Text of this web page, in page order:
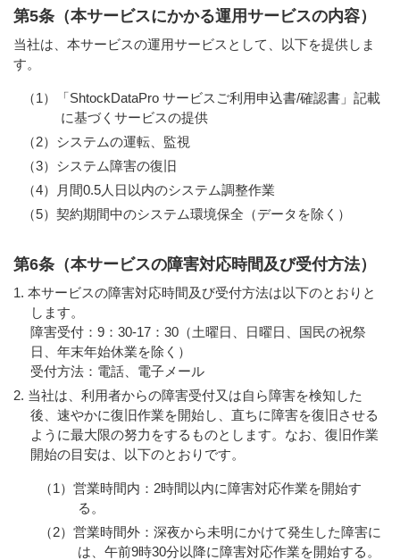
第5条（本サービスにかかる運用サービスの内容）
当社は、本サービスの運用サービスとして、以下を提供しま
す。
（1）「ShtockDataPro サービスご利用申込書/確認書」記載
に基づくサービスの提供
（2）システムの運転、監視
（3）システム障害の復旧
（4）月間0.5人日以内のシステム調整作業
（5）契約期間中のシステム環境保全（データを除く）
第6条（本サービスの障害対応時間及び受付方法）
本サービスの障害対応時間及び受付方法は以下のとおりと
します。
障害受付：9：30-17：30（土曜日、日曜日、国民の祝祭
日、年末年始休業を除く）
受付方法：電話、電子メール
当社は、利用者からの障害受付又は自ら障害を検知した
後、速やかに復旧作業を開始し、直ちに障害を復旧させる
ように最大限の努力をするものとします。なお、復旧作業
開始の目安は、以下のとおりです。
（1）営業時間内：2時間以内に障害対応作業を開始す
る。
（2）営業時間外：深夜から未明にかけて発生した障害に
は、午前9時30分以降に障害対応作業を開始する。